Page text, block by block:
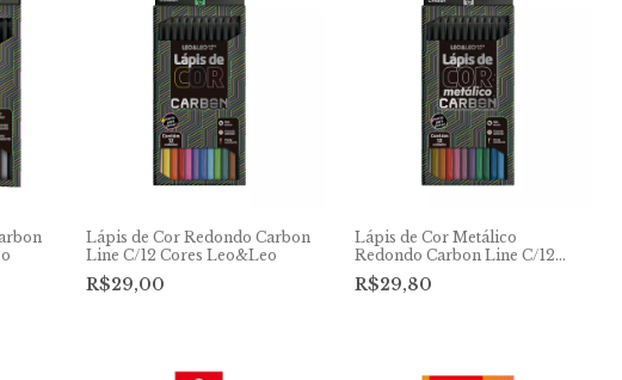
Lápis de Cor Redondo Carbon
Line C/12 Cores Leo&Leo
R$29,00
Lápis de Cor Metálico
Redondo Carbon Line C/12
Cores Leo&Leo
R$29,80